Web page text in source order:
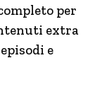
per
extra
e